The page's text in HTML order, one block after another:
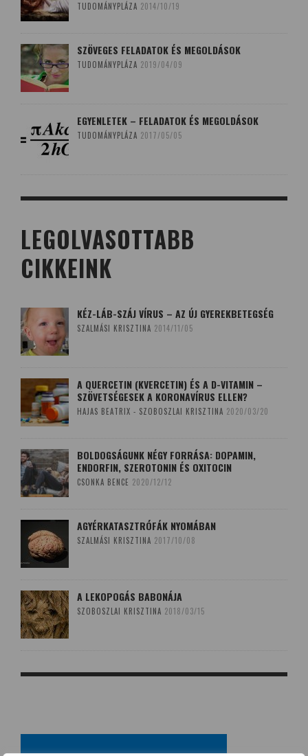
TUDOMÁNYPLÁZA 2014/10/19
SZÖVEGES FELADATOK ÉS MEGOLDÁSOK
TUDOMÁNYPLÁZA 2019/04/09
EGYENLETEK – FELADATOK ÉS MEGOLDÁSOK
TUDOMÁNYPLÁZA 2017/05/05
LEGOLVASOTTABB
CIKKEINK
KÉZ-LÁB-SZÁJ VÍRUS – AZ ÚJ GYEREKBETEGSÉG
SZALMÁSI KRISZTINA 2014/11/05
A QUERCETIN (KVERCETIN) ÉS A D-VITAMIN –
SZÖVETSÉGESEK A KORONAVÍRUS ELLEN?
HAJAS BEATRIX - SZOBOSZLAI KRISZTINA 2020/03/20
BOLDOGSÁGUNK NÉGY FORRÁSA: DOPAMIN,
ENDORFIN, SZEROTONIN ÉS OXITOCIN
CSONKA BENCE 2020/12/12
AGYÉRKATASZTRÓFÁK NYOMÁBAN
SZALMÁSI KRISZTINA 2017/10/08
A LEKOPOGÁS BABONÁJA
SZOBOSZLAI KRISZTINA 2018/03/15